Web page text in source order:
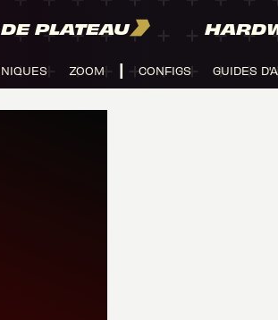
PLATEAU
ZOOM CONFIGS GUIDES